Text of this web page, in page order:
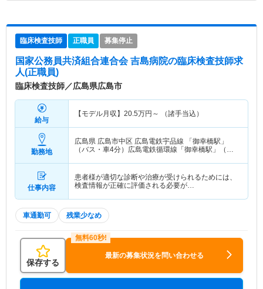
臨床検査技師 正職員 募集停止
国家公務員共済組合連合会 吉島病院の臨床検査技師求
人(正職員)
臨床検査技師／広島県広島市
給与
【モデル月収】 20.5万円～ （諸手当込）
勤務地
広島県 広島市中区 広島電鉄宇品線 「御幸橋駅」
（バス・車4分）広島電鉄循環線「御幸橋駅」（バ
仕事内容
患者様が適切な診断や治療が受けられるためには、
検査情報が正確に評価される必要が…
車通勤可 残業少なめ
保存する
最新の募集状況を問い合わせる